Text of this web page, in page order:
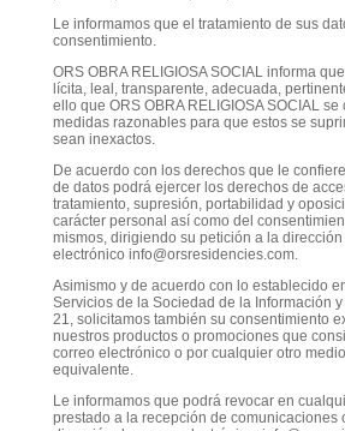
Le informamos que el tratamiento de sus
consentimiento.
ORS OBRA RELIGIOSA SOCIAL informa
lícita, leal, transparente, adecuada,
ello que ORS OBRA RELIGIOSA SOCIAL
medidas razonables para que estos se
sean inexactos.
De acuerdo con los derechos que le
de datos podrá ejercer los derechos de
tratamiento, supresión, portabilidad y
carácter personal así como del
mismos, dirigiendo su petición a la
electrónico info@orsresidencies.com.
Asimismo y de acuerdo con lo establecido
Servicios de la Sociedad de la Información
21, solicitamos también su consentimiento
nuestros productos o promociones que
correo electrónico o por cualquier otro
equivalente.
Le informamos que podrá revocar en
prestado a la recepción de